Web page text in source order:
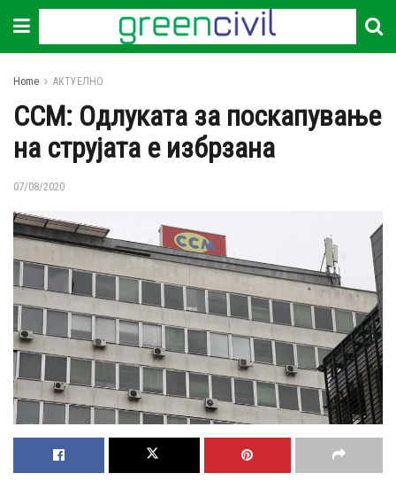
Home АКТУЕЛНО
ССМ: Одлуката за поскапување
на струјата е избрзана
07/08/2020